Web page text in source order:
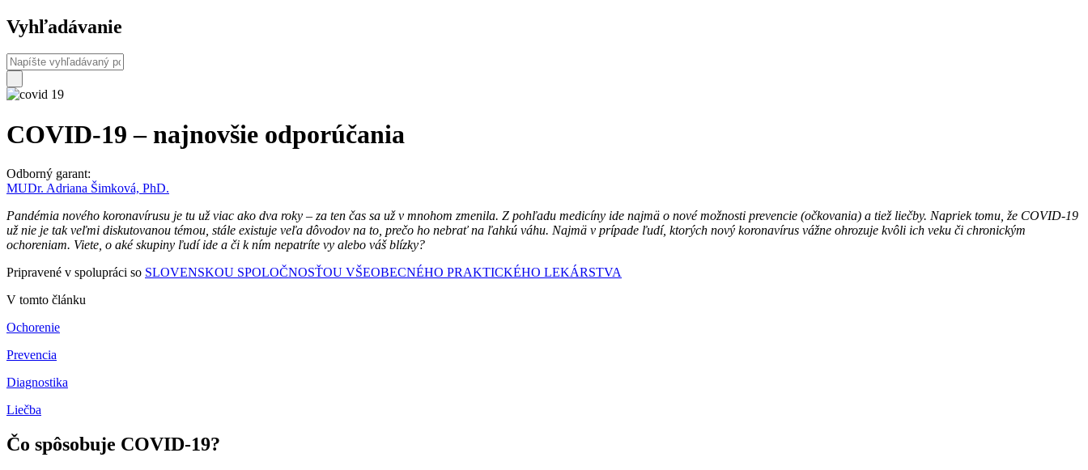
Vyhľadávanie
COVID-19 – najnovšie odporúčania
Odborný garant:
MUDr. Adriana Šimková, PhD.
Pandémia nového koronavírusu je tu už viac ako dva roky – za ten čas sa už v mnohom zmenila. Z pohľadu medicíny ide najmä o nové možnosti prevencie (očkovania) a tiež liečby. Napriek tomu, že COVID-19
už nie je tak veľmi diskutovanou témou, stále existuje veľa dôvodov na to, prečo ho nebrať na ľahkú váhu. Najmä v prípade ľudí, ktorých nový koronavírus vážne ohrozuje kvôli ich veku či chronickým
ochoreniam. Viete, o aké skupiny ľudí ide a či k ním nepatríte vy alebo váš blízky?
Pripravené v spolupráci so SLOVENSKOU SPOLOČNOSŤOU VŠEOBECNÉHO PRAKTICKÉHO LEKÁRSTVA
V tomto článku
Ochorenie
Prevencia
Diagnostika
Liečba
Čo spôsobuje COVID-19?